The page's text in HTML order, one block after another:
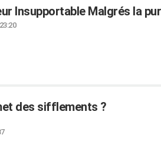
Insupportable Malgrés la
des sifflements ?